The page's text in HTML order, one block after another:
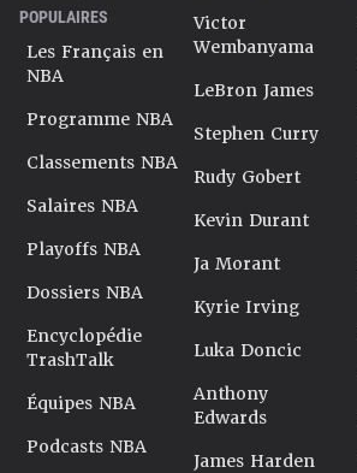
POPULAIRES
Les Français en
NBA
Programme NBA
Classements NBA
Salaires NBA
Playoffs NBA
Dossiers NBA
Encyclopédie
TrashTalk
Équipes NBA
Podcasts NBA
Victor
Wembanyama
LeBron James
Stephen Curry
Rudy Gobert
Kevin Durant
Ja Morant
Kyrie Irving
Luka Doncic
Anthony
Edwards
James Harden